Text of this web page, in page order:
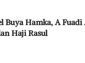
Buya Hamka, A
Haji Rasul